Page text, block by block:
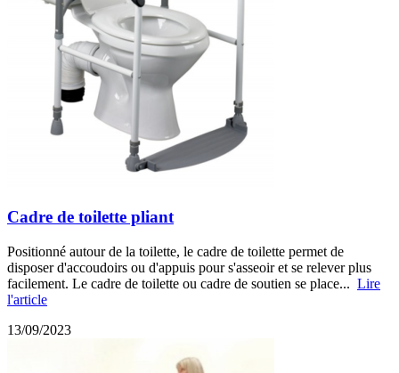
Cadre de toilette pliant
Positionné autour de la toilette, le cadre de toilette permet de
disposer d'accoudoirs ou d'appuis pour s'asseoir et se relever plus
facilement. Le cadre de toilette ou cadre de soutien se place... Lire
l'article
13/09/2023